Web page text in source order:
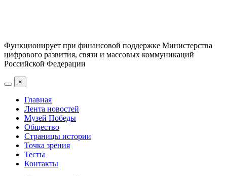
Функционирует при финансовой поддержке Министерства
цифрового развития, связи и массовых коммуникаций
Российской Федерации
×
Главная
Лента новостей
Музей Победы
Общество
Страницы истории
Точка зрения
Тесты
Контакты